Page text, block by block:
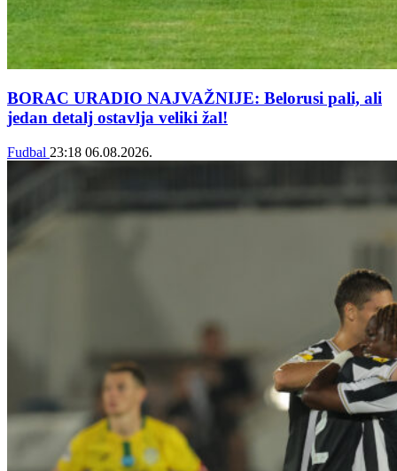
BORAC URADIO NAJVAŽNIJE: Belorusi pali, ali
jedan detalj ostavlja veliki žal!
Fudbal 23:18 06.08.2026.